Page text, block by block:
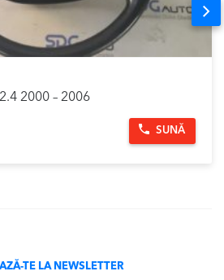
2000 – 2006
SUNĂ
TE LA NEWSLETTER